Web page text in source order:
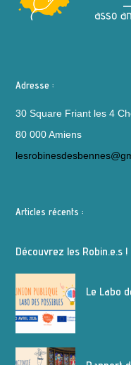
Adresse :
30 Square Friant les 4
80 000 Amiens
Articles récents :
Découvrez les Robin.e.s !
Le Labo